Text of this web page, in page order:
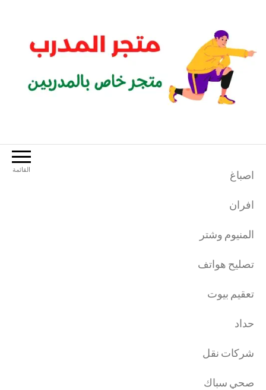
القائمة اصباغ
افران
المنيوم وشتر
تصليح هواتف
تعقيم بيوت
حداد
شركات نقل
صحي سباك